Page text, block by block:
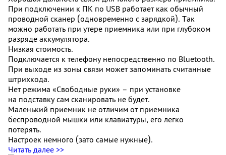
При подключении к ПК по USB работает как обычный
проводной сканер (одновременно с зарядкой). Так
можно работать при утере приемника или при глубоком
разряде аккумулятора.
Низкая стоимость.
Подключается к телефону непосредственно по Bluetooth.
При выходе из зоны связи может запоминать считанные
штрихкода.
Нет режима «Свободные руки» – при установке
на подставку сам сканировать не будет.
Маленький приемник не отличим от приемника
беспроводной мышки или клавиатуры, его легко
потерять.
Настроек немного (зато самые нужные).
Читать далее >>